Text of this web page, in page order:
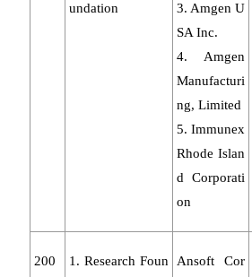
undation
3. Amgen U
SA Inc.
4. Amgen
Manufacturi
ng, Limited
5. Immunex
Rhode Islan
d Corporati
on
200
1. Research Foun
Ansoft Cor